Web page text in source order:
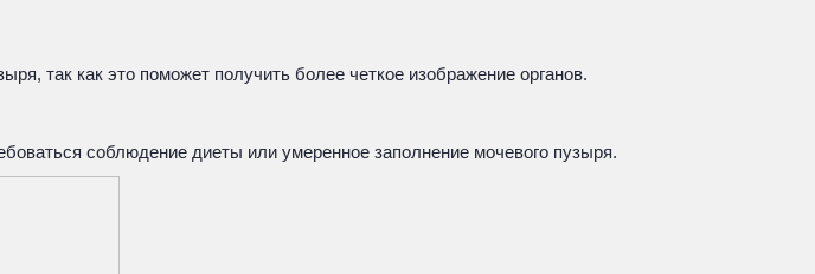
так как это поможет получить более четкое изображение органов.
соблюдение диеты или умеренное заполнение мочевого пузыря.